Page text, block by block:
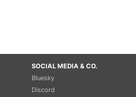
SOCIAL MEDIA & CO.
Bluesky
Discord